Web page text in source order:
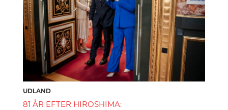
UDLAND
81 ÅR EFTER HIROSHIMA: